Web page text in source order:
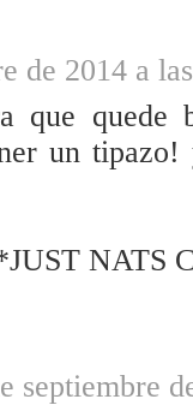
de 2014 a
que quede
un
NATS
septiembre